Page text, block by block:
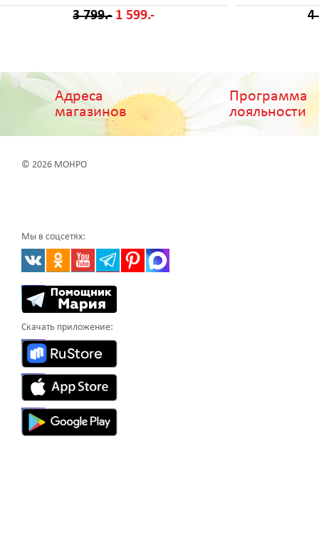
3 799.- 1 599.- 4
Адреса
магазинов
Программа
лояльности
© 2026 МОНРО
Мы в соцсетях:
Скачать приложение: